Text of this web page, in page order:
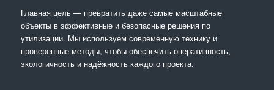
Главная цель — превратить даже самые масштабные
объекты в эффективные и безопасные решения по
утилизации. Мы используем современную технику и
проверенные методы, чтобы обеспечить оперативность,
экологичность и надёжность каждого проекта.